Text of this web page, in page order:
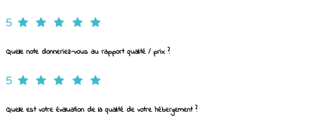
5
Quelle note donneriez-vous au rapport qualité / prix ?
5
Quelle est votre évaluation de la qualité de votre hébergement ?